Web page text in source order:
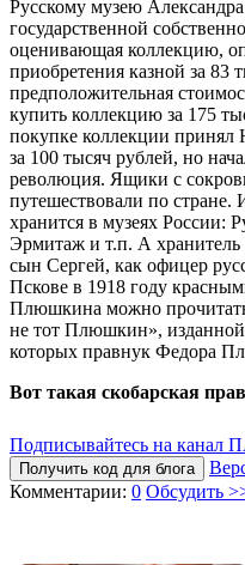
Русскому музею
государственной
оценивающая коллекцию,
приобретения казной за 83
предположительная
купить коллекцию за 175
покупке коллекции принял
за 100 тысяч рублей, но
революция. Ящики с
путешествовали по стране.
хранится в музеях России:
Эрмитаж и т.п. А хранитель
сын Сергей, как офицер
Пскове в 1918 году
Плюшкина можно
не тот Плюшкин», изданной
которых правнук Федора
Вот такая скобарская
Подписывайтесь на канал
Получить код для блога
Комментарии: 0 Обсудить